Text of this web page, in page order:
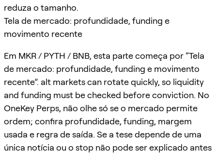
reduza o tamanho.
Tela de mercado: profundidade, funding e
movimento recente
Em MKR / PYTH / BNB, esta parte começa por “Tela
de mercado: profundidade, funding e movimento
recente”. alt markets can rotate quickly, so liquidity
and funding must be checked before conviction. No
OneKey Perps, não olhe só se o mercado permite
ordem; confira profundidade, funding, margem
usada e regra de saída. Se a tese depende de uma
única notícia ou o stop não pode ser explicado antes